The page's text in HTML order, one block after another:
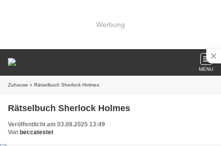
Werbung
MENU
Zuhause » Rätselbuch Sherlock Holmes
Rätselbuch Sherlock Holmes
Veröffentlicht am 03.08.2025 13:49
Von beccatestet